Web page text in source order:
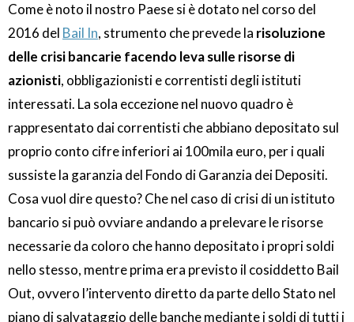
Come è noto il nostro Paese si è dotato nel corso del
2016 del Bail In, strumento che prevede la risoluzione
delle crisi bancarie facendo leva sulle risorse di
azionisti, obbligazionisti e correntisti degli istituti
interessati. La sola eccezione nel nuovo quadro è
rappresentato dai correntisti che abbiano depositato sul
proprio conto cifre inferiori ai 100mila euro, per i quali
sussiste la garanzia del Fondo di Garanzia dei Depositi.
Cosa vuol dire questo? Che nel caso di crisi di un istituto
bancario si può ovviare andando a prelevare le risorse
necessarie da coloro che hanno depositato i propri soldi
nello stesso, mentre prima era previsto il cosiddetto Bail
Out, ovvero l’intervento diretto da parte dello Stato nel
piano di salvataggio delle banche mediante i soldi di tutti i